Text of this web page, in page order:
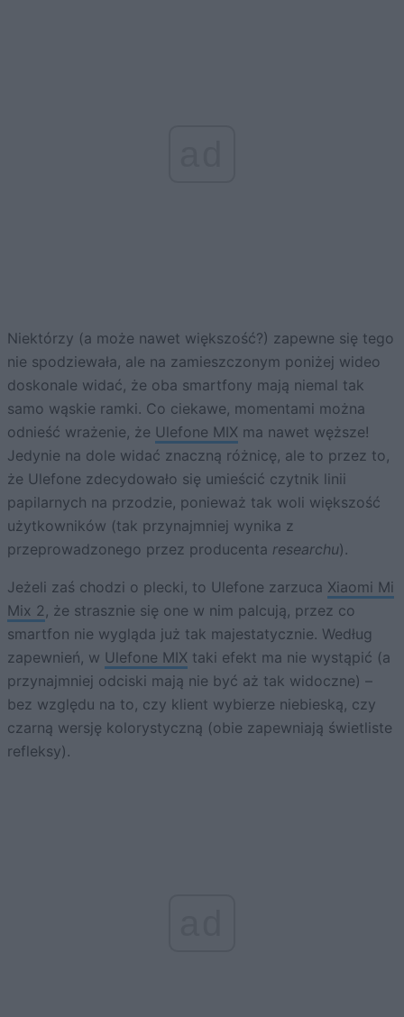
Niektórzy (a może nawet większość?) zapewne się tego
nie spodziewała, ale na zamieszczonym poniżej wideo
doskonale widać, że oba smartfony mają niemal tak
samo wąskie ramki. Co ciekawe, momentami można
odnieść wrażenie, że Ulefone MIX ma nawet węższe!
Jedynie na dole widać znaczną różnicę, ale to przez to,
że Ulefone zdecydowało się umieścić czytnik linii
papilarnych na przodzie, ponieważ tak woli większość
użytkowników (tak przynajmniej wynika z
przeprowadzonego przez producenta researchu).
Jeżeli zaś chodzi o plecki, to Ulefone zarzuca Xiaomi Mi
Mix 2 , że strasznie się one w nim palcują, przez co
smartfon nie wygląda już tak majestatycznie. Według
zapewnień, w Ulefone MIX taki efekt ma nie wystąpić (a
przynajmniej odciski mają nie być aż tak widoczne) –
bez względu na to, czy klient wybierze niebieską, czy
czarną wersję kolorystyczną (obie zapewniają świetliste
refleksy).